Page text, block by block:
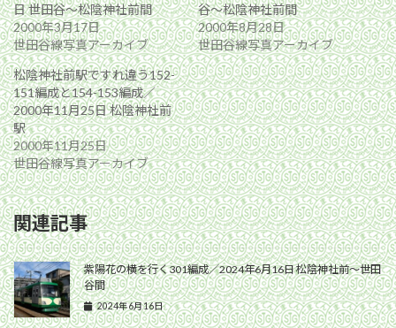
日 世田谷〜松陰神社前間
2000年3月17日
世田谷線写真アーカイブ
谷〜松陰神社前間
2000年8月28日
世田谷線写真アーカイブ
松陰神社前駅ですれ違う152-
151編成と154-153編成／
2000年11月25日 松陰神社前
駅
2000年11月25日
世田谷線写真アーカイブ
関連記事
紫陽花の横を行く301編成／2024年6月16日 松陰神社前〜世田
谷間
2024年6月16日